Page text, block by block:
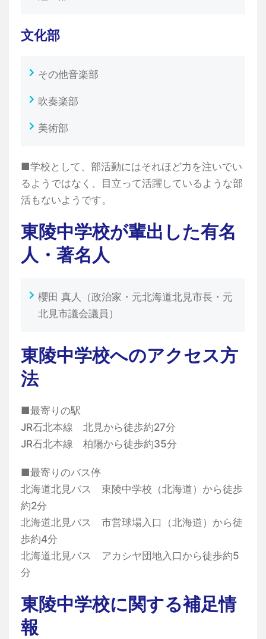
文化部
その他音楽部
吹奏楽部
美術部
■学校として、部活動にはそれほど力を注いでい
るようではなく、目立って活躍しているような部
活もないようです。
東陵中学校が輩出した有名
人・著名人
櫻田 真人（政治家・元北海道北見市長・元
北見市議会議員）
東陵中学校へのアクセス方
法
■最寄りの駅
JR石北本線 北見から徒歩約27分
JR石北本線 柏陽から徒歩約35分
■最寄りのバス停
北海道北見バス 東陵中学校（北海道）から徒歩
約2分
北海道北見バス 市営球場入口（北海道）から徒
歩約4分
北海道北見バス アカシヤ団地入口から徒歩約5
分
東陵中学校に関する補足情
報